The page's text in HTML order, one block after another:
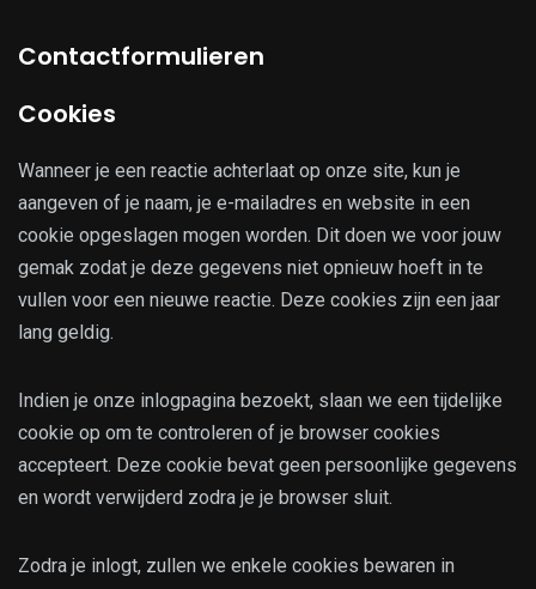
Contactformulieren
Cookies
Wanneer je een reactie achterlaat op onze site, kun je
aangeven of je naam, je e-mailadres en website in een
cookie opgeslagen mogen worden. Dit doen we voor jouw
gemak zodat je deze gegevens niet opnieuw hoeft in te
vullen voor een nieuwe reactie. Deze cookies zijn een jaar
lang geldig.
Indien je onze inlogpagina bezoekt, slaan we een tijdelijke
cookie op om te controleren of je browser cookies
accepteert. Deze cookie bevat geen persoonlijke gegevens
en wordt verwijderd zodra je je browser sluit.
Zodra je inlogt, zullen we enkele cookies bewaren in